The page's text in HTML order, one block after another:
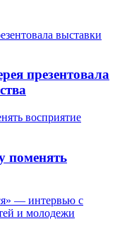
презентовала
поменять